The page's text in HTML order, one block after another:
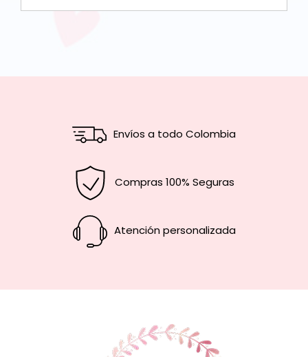
Envíos a todo Colombia
Compras 100% Seguras
Atención personalizada